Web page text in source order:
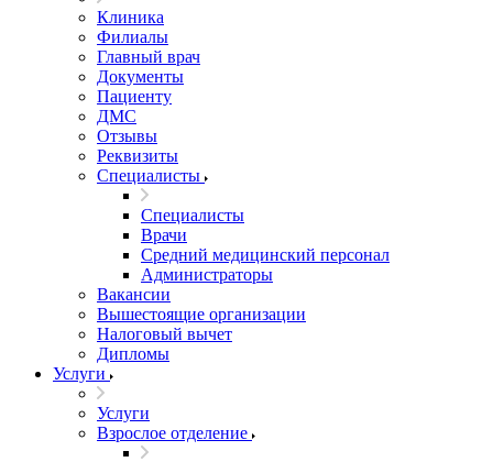
Клиника
Филиалы
Главный врач
Документы
Пациенту
ДМС
Отзывы
Реквизиты
Специалисты
Специалисты
Врачи
Средний медицинский персонал
Администраторы
Вакансии
Вышестоящие организации
Налоговый вычет
Дипломы
Услуги
Услуги
Взрослое отделение